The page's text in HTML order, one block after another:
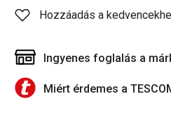
Hozzáadás a
Ingyenes foglalás a
Miért érdemes a